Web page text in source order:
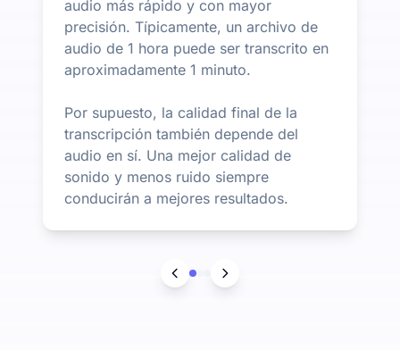
audio más rápido y con mayor
precisión. Típicamente, un archivo de
audio de 1 hora puede ser transcrito en
aproximadamente 1 minuto.
Por supuesto, la calidad final de la
transcripción también depende del
audio en sí. Una mejor calidad de
sonido y menos ruido siempre
conducirán a mejores resultados.